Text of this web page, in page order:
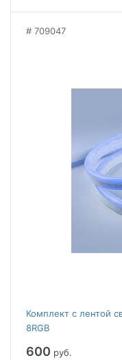
709047
Комплект с лентой
8RGB
600 руб.